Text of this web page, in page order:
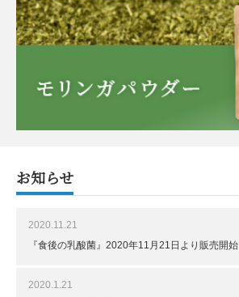
お知らせ
2020.11.21
『食後の乳酸菌』2020年11月21日より販売開始
2020.1.21